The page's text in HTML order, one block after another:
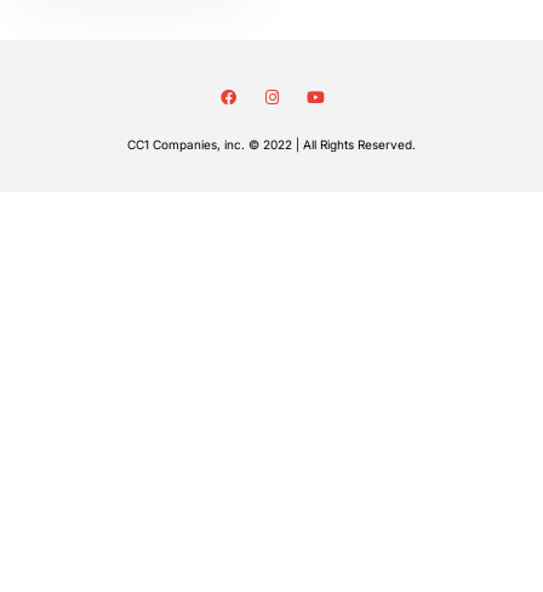
CC1 Companies, inc. © 2022 | All Rights Reserved.